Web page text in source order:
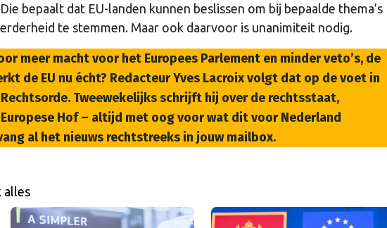
bepaalt dat EU-landen kunnen beslissen om bij bepaalde thema’s
te stemmen. Maar ook daarvoor is unanimiteit nodig.
meer macht voor het Europees Parlement en minder veto’s, de
de EU nu écht? Redacteur Yves Lacroix volgt dat op de voet in
Tweewekelijks schrijft hij over de rechtsstaat,
Hof – altijd met oog voor wat dit voor Nederland
al het nieuws rechtstreeks in jouw mailbox.
alles